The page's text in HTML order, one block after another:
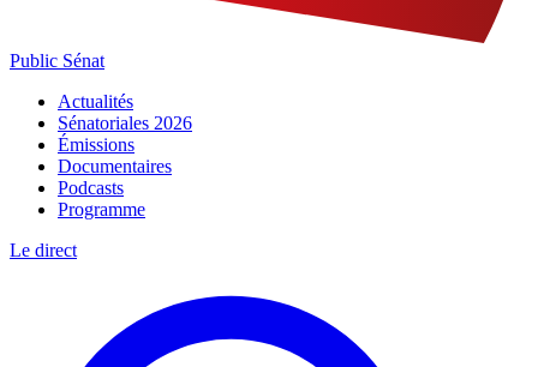
Public Sénat
Actualités
Sénatoriales 2026
Émissions
Documentaires
Podcasts
Programme
Le direct